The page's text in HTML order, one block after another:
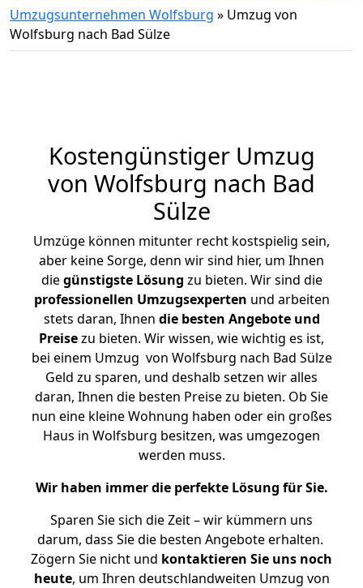
Umzugsunternehmen Wolfsburg » Umzug von
Wolfsburg nach Bad Sülze
Kostengünstiger Umzug
von Wolfsburg nach Bad
Sülze
Umzüge können mitunter recht kostspielig sein,
aber keine Sorge, denn wir sind hier, um Ihnen
diegünstigste Lösung zu bieten. Wir sind die
professionellen Umzugsexperten und arbeiten
stets daran, Ihnen die besten Angebote und
Preisezu bieten. Wir wissen, wie wichtig es ist,
bei einem Umzug von Wolfsburg nach Bad Sülze
Geld zu sparen, und deshalb setzen wir alles
daran, Ihnen die besten Preise zu bieten. Ob Sie
nun eine kleine Wohnung haben oder ein großes
Haus in Wolfsburg besitzen, was umgezogen
werden muss.
Wir haben immer die perfekte Lösung für Sie.
Sparen Sie sich die Zeit – wir kümmern uns
darum, dass Sie die besten Angebote erhalten.
Zögern Sie nicht und kontaktieren Sie uns noch
heute, um Ihren deutschlandweiten Umzug von